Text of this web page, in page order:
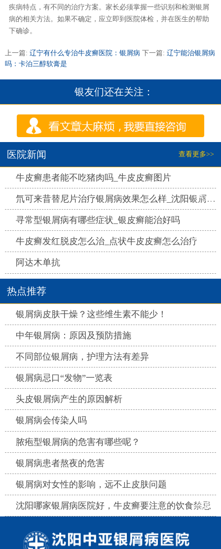
疾病特点，有不同的治疗方案。家长必须掌握一些识别和检测银屑
病的相关方法。如果不确定，应立即到医院体检，并在医生的帮助
下确诊。
上一篇: 辽宁有什么专治牛皮癣医院：银屑病 下一篇: 辽宁能治银屑病
吗：卡泊三醇软膏是
银友们还在关注：
医院新闻 查看更多>>
牛皮癣患者能不吃猪肉吗_牛皮皮癣图片
氘可来昔替尼片治疗银屑病效果怎么样_沈阳银屑病医院哪家好
热点
寻常型银屑病有哪些症状_银皮癣能治好吗
牛皮癣发红脱皮怎么治_点状牛皮皮癣怎么治疗热点
阿达木单抗
热点推荐
银屑病皮肤干燥？这些维生素不能少！
中年银屑病：原因及预防措施
不同部位银屑病，护理方法有差异
银屑病忌口“发物”一览表
头皮银屑病产生的原因解析
银屑病会传染人吗
脓疱型银屑病的危害有哪些呢？
银屑病患者熬夜的危害
银屑病对女性的影响，远不止皮肤问题
沈阳哪家银屑病医院好，牛皮癣要注意的饮食禁忌
热点